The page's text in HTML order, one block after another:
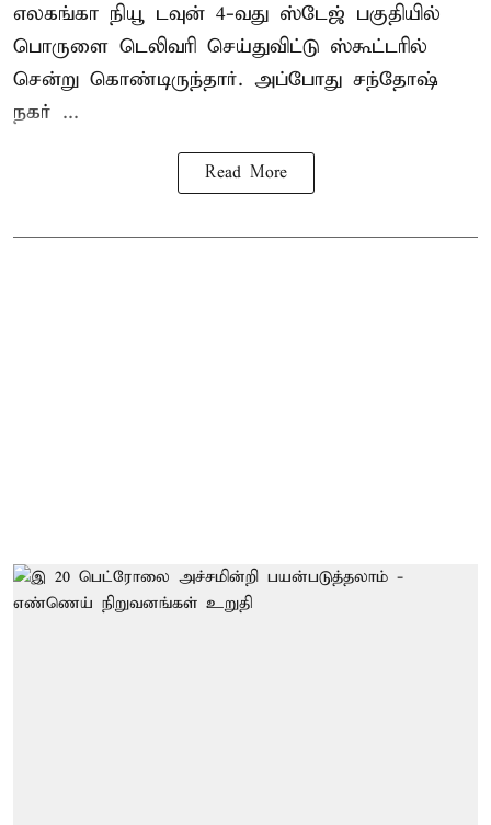
எலகங்கா நியூ டவுன் 4-வது ஸ்டேஜ் பகுதியில்
பொருளை டெலிவரி செய்துவிட்டு ஸ்கூட்டரில்
சென்று கொண்டிருந்தார். அப்போது சந்தோஷ்
நகர் ...
Read More